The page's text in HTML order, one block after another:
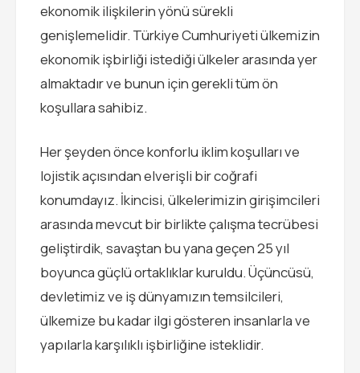
ekonomik ilişkilerin yönü sürekli
genişlemelidir. Türkiye Cumhuriyeti ülkemizin
ekonomik işbirliği istediği ülkeler arasında yer
almaktadır ve bunun için gerekli tüm ön
koşullara sahibiz.
Her şeyden önce konforlu iklim koşulları ve
lojistik açısından elverişli bir coğrafi
konumdayız. İkincisi, ülkelerimizin girişimcileri
arasında mevcut bir birlikte çalışma tecrübesi
geliştirdik, savaştan bu yana geçen 25 yıl
boyunca güçlü ortaklıklar kuruldu. Üçüncüsü,
devletimiz ve iş dünyamızın temsilcileri,
ülkemize bu kadar ilgi gösteren insanlarla ve
yapılarla karşılıklı işbirliğine isteklidir.